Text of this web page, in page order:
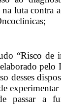
luta contra
“Risco de
desses
passar a